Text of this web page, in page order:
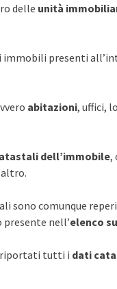
delle unità
presenti
abitazioni, uffici,
dell’immobile,
sono comunque
presente nell’elenco
riportati tutti i dati